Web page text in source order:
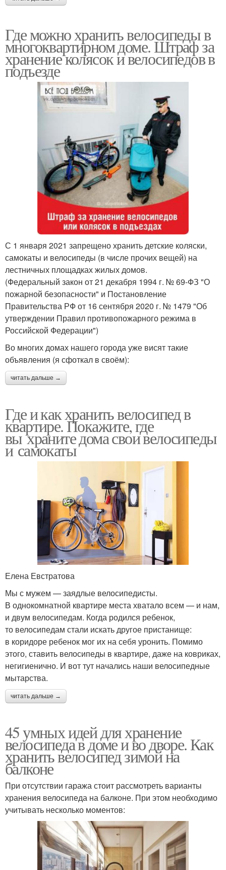
Где можно хранить велосипеды в
многоквартирном доме. Штраф за
хранение колясок и велосипедов в
подъезде
С 1 января 2021 запрещено хранить детские коляски,
самокаты и велосипеды (в числе прочих вещей) на
лестничных площадках жилых домов.
(Федеральный закон от 21 декабря 1994 г. № 69-ФЗ "О
пожарной безопасности" и Постановление
Правительства РФ от 16 сентября 2020 г. № 1479 "Об
утверждении Правил противопожарного режима в
Российской Федерации")
Во многих домах нашего города уже висят такие
объявления (я сфоткал в своём):
читать дальше →
Где и как хранить велосипед в
квартире. Покажите, где
вы храните дома свои велосипеды
и самокаты
Елена Евстратова
Мы с мужем — заядлые велосипедисты.
В однокомнатной квартире места хватало всем — и нам,
и двум велосипедам. Когда родился ребенок,
то велосипедам стали искать другое пристанище:
в коридоре ребенок мог их на себя уронить. Помимо
этого, ставить велосипеды в квартире, даже на ковриках,
негигиенично. И вот тут начались наши велосипедные
мытарства.
читать дальше →
45 умных идей для хранение
велосипеда в доме и во дворе. Как
хранить велосипед зимой на
балконе
При отсутствии гаража стоит рассмотреть варианты
хранения велосипеда на балконе. При этом необходимо
учитывать несколько моментов: